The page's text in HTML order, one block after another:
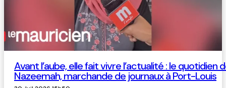
Avant l’aube, elle fait vivre l’actualité : le quotidien
Nazeemah, marchande de journaux à Port-Louis